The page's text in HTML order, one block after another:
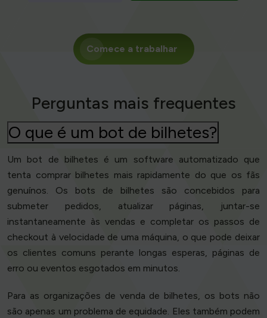
Comece a trabalhar
Perguntas mais frequentes
O que é um bot de bilhetes?
Um bot de bilhetes é um software automatizado que
tenta comprar bilhetes mais rapidamente do que os fãs
genuínos. Os bots de bilhetes são concebidos para
submeter pedidos, atualizar páginas, juntar-se
instantaneamente às vendas e completar os passos de
checkout à velocidade de uma máquina, o que pode deixar
os clientes comuns perante longas esperas, páginas de
erro ou eventos esgotados em minutos.
Para as organizações de venda de bilhetes, os bots não
são apenas um problema de equidade. Eles também podem